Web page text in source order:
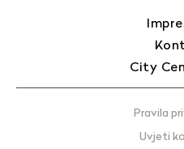
City
Pravila
Uvjeti